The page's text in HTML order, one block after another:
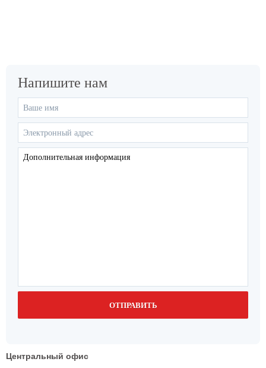
Напишите нам
Центральный офис